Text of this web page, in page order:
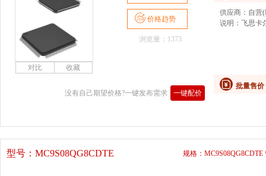
价格趋势
浏览量：1373
没有自己期望价格?一键发布需求 一键配价
供应商： 自营
说明： 飞思卡
批量售价
型号： MC9S08QG8CDTE 规格：MC9S08QG8CDTE